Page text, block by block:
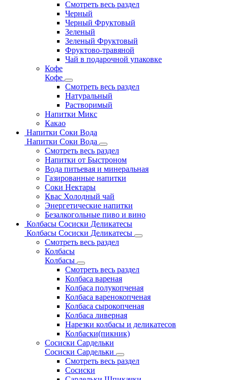
Смотреть весь раздел
Черный
Черный Фруктовый
Зеленый
Зеленый Фруктовый
Фруктово-травяной
Чай в подарочной упаковке
Кофе
Кофе
Смотреть весь раздел
Натуральный
Растворимый
Напитки Микс
Какао
Напитки Соки Вода
Напитки Соки Вода
Смотреть весь раздел
Напитки от Быстроном
Вода питьевая и минеральная
Газированные напитки
Соки Нектары
Квас Холодный чай
Энергетические напитки
Безалкогольные пиво и вино
Колбасы Сосиски Деликатесы
Колбасы Сосиски Деликатесы
Смотреть весь раздел
Колбасы
Колбасы
Смотреть весь раздел
Колбаса вареная
Колбаса полукопченая
Колбаса варенокопченая
Колбаса сырокопченая
Колбаса ливерная
Нарезки колбасы и деликатесов
Колбаски(пикник)
Сосиски Сардельки
Сосиски Сардельки
Смотреть весь раздел
Сосиски